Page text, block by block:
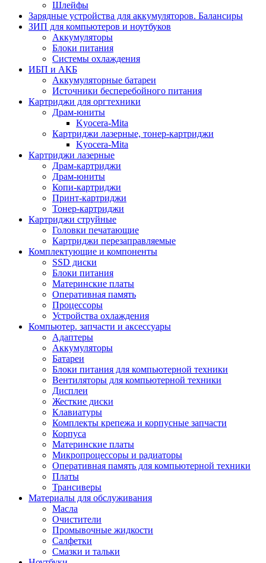
Шлейфы
Зарядные устройства для аккумуляторов. Балансиры
ЗИП для компьютеров и ноутбуков
Аккумуляторы
Блоки питания
Системы охлаждения
ИБП и АКБ
Аккумуляторные батареи
Источники бесперебойного питания
Картриджи для оргтехники
Драм-юниты
Kyocera-Mita
Картриджи лазерные, тонер-картриджи
Kyocera-Mita
Картриджи лазерные
Драм-картриджи
Драм-юниты
Копи-картриджи
Принт-картриджи
Тонер-картриджи
Картриджи струйные
Головки печатающие
Картриджи перезаправляемые
Комплектующие и компоненты
SSD диски
Блоки питания
Материнские платы
Оперативная память
Процессоры
Устройства охлаждения
Компьютер. запчасти и аксессуары
Адаптеры
Аккумуляторы
Батареи
Блоки питания для компьютерной техники
Вентиляторы для компьютерной техники
Дисплеи
Жесткие диски
Клавиатуры
Комплекты крепежа и корпусные запчасти
Корпуса
Материнские платы
Микропроцессоры и радиаторы
Оперативная память для компьютерной техники
Платы
Трансиверы
Материалы для обслуживания
Масла
Очистители
Промывочные жидкости
Салфетки
Смазки и тальки